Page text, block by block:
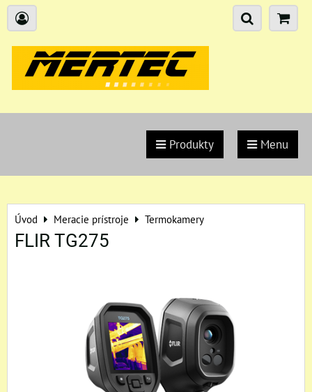
Produkty Menu
Úvod Meracie prístroje Termokamery
FLIR TG275